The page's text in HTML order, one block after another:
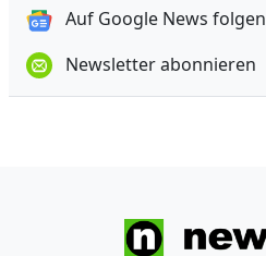
Auf Google News folgen
Newsletter abonnieren